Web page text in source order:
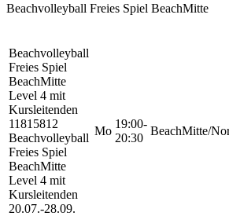
Beachvolleyball Freies Spiel BeachMitte
Beachvolleyball
Freies Spiel
BeachMitte
Level 4 mit
Kursleitenden
11815812
Beachvolleyball
Freies Spiel
BeachMitte
Level 4 mit
Kursleitenden
20.07.-28.09.
Mo
19:00-
20:30
BeachMitte/